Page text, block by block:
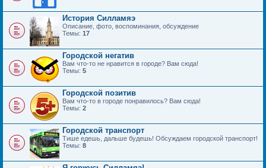
История Силламяэ
Описание, фото, воспоминания, обсуждение
Темы: 17
Городской негатив
Вам что-то не нравится в городе? Вам сюда!
Темы: 5
Городской позитив
Вам что-то в городе понравилось? Вам сюда!
Темы: 2
Городской транспорт
Тише едешь, дальше будешь! Обсуждаем городской транспорт!
Темы: 8